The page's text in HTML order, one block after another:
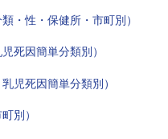
・性・保健所・市町別）
死因簡単分類別）
児死因簡単分類別）
別）